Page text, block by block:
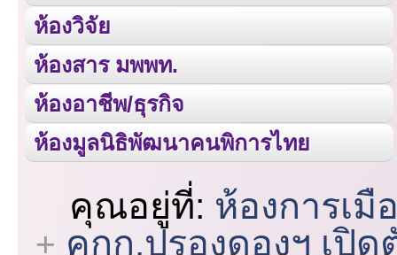
ห้องวิจัย
ห้องสาร มพพท.
ห้องอาชีพ/ธุรกิจ
ห้องมูลนิธิพัฒนาคนพิการไทย
คุณอยู่ที่: ห้องการเมื
คกก.ปรองดองฯ เปิ